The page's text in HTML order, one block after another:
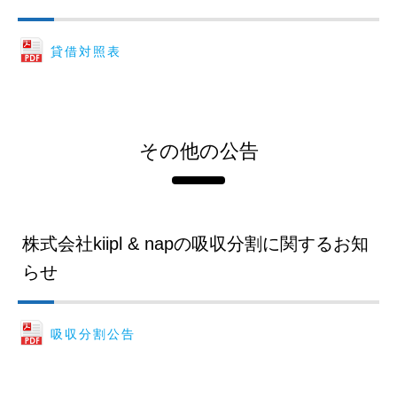
貸借対照表
その他の公告
株式会社kiipl & napの吸収分割に関するお知
らせ
吸収分割公告